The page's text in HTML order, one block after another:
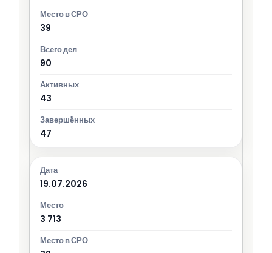
39
90
43
47
19.07.2026
3 713